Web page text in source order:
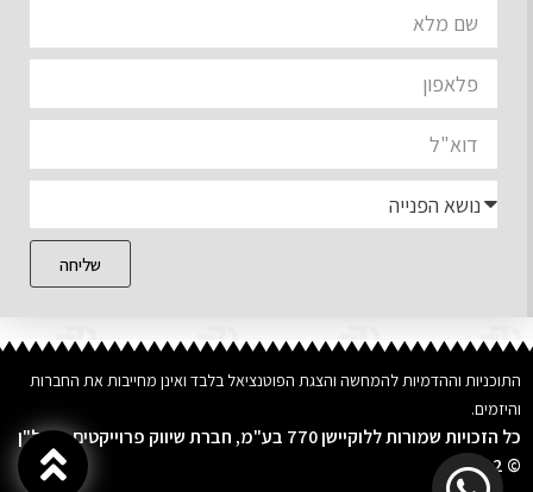
שליחה
התוכניות וההדמיות להמחשה והצגת הפוטנציאל בלבד ואינן מחייבות את החברות
והיזמים.
כל הזכויות שמורות ללוקיישן 770 בע"מ, חברת שיווק פרוייקטים בנדל"ן
© 2022